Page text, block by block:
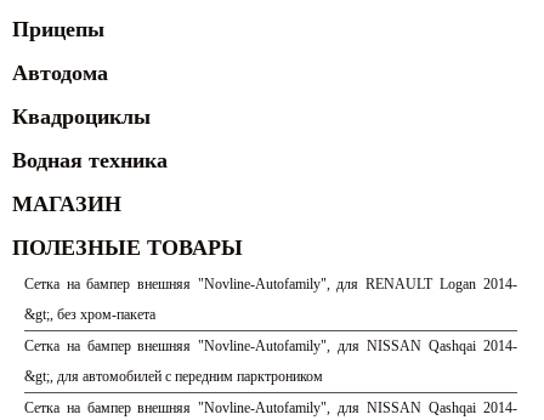
Прицепы
Автодома
Квадроциклы
Водная техника
МАГАЗИН
ПОЛЕЗНЫЕ ТОВАРЫ
Сетка на бампер внешняя "Novline-Autofamily", для RENAULT Logan 2014-
&gt;, без хром-пакета
Сетка на бампер внешняя "Novline-Autofamily", для NISSAN Qashqai 2014-
&gt;, для автомобилей с передним парктроником
Сетка на бампер внешняя "Novline-Autofamily", для NISSAN Qashqai 2014-